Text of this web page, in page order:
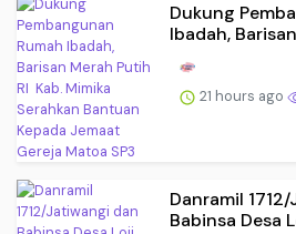
Dukung
Ibadah,
21 hours ago
Danramil
Babinsa Desa